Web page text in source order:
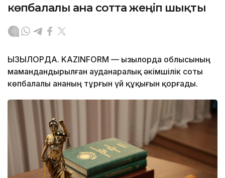
көпбалалы ана сотта жеңіп шықты
ҚЫЗЫЛОРДА. KAZINFORM — Қызылорда облысының
мамандандырылған ауданаралық әкімшілік соты
көпбалалы ананың тұрғын үй құқығын қорғады.